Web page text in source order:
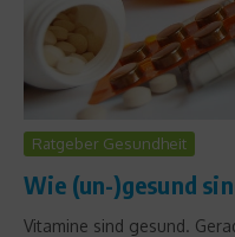
Ratgeber Gesundheit
Wie (un-)gesund
Vitamine sind gesund.